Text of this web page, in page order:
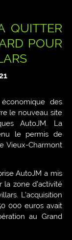
QUITTER
POUR
des
le nouveau site
AutoJM. La
le permis de
Vieux-Charmont
AutoJM a mis
zone d’activité
L’acquisition
000 euros avait
au Grand